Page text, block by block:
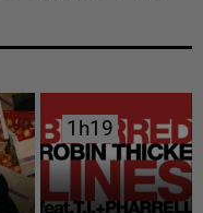
1h19
1h19